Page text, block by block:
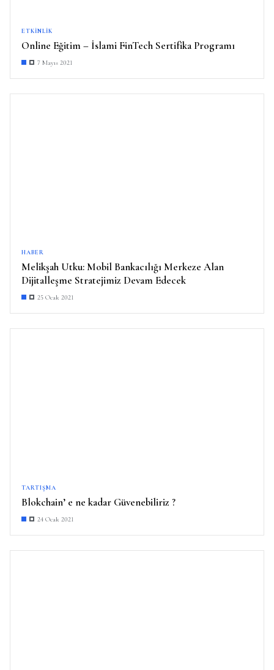
ETKINLIK
Online Eğitim – İslami FinTech Sertifika Programı
7 Mayıs 2021
HABER
Melikşah Utku: Mobil Bankacılığı Merkeze Alan
Dijitalleşme Stratejimiz Devam Edecek
25 Ocak 2021
TARTIŞMA
Blokchain’ e ne kadar Güvenebiliriz ?
24 Ocak 2021